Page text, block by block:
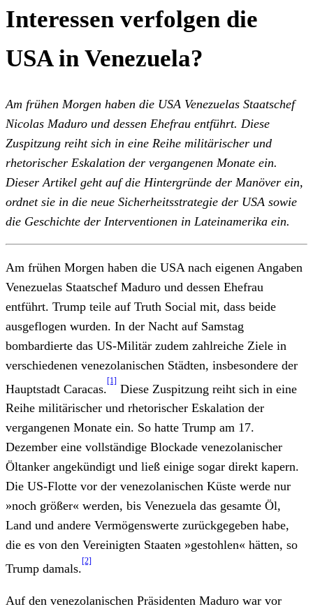
Interessen verfolgen die
USA in Venezuela?
Am frühen Morgen haben die USA Venezuelas Staatschef
Nicolas Maduro und dessen Ehefrau entführt. Diese
Zuspitzung reiht sich in eine Reihe militärischer und
rhetorischer Eskalation der vergangenen Monate ein.
Dieser Artikel geht auf die Hintergründe der Manöver ein,
ordnet sie in die neue Sicherheitsstrategie der USA sowie
die Geschichte der Interventionen in Lateinamerika ein.
Am frühen Morgen haben die USA nach eigenen Angaben
Venezuelas Staatschef Maduro und dessen Ehefrau
entführt. Trump teile auf Truth Social mit, dass beide
ausgeflogen wurden. In der Nacht auf Samstag
bombardierte das US-Militär zudem zahlreiche Ziele in
verschiedenen venezolanischen Städten, insbesondere der
Hauptstadt Caracas.
[1]
Diese Zuspitzung reiht sich in eine
Reihe militärischer und rhetorischer Eskalation der
vergangenen Monate ein. So hatte Trump am 17.
Dezember eine vollständige Blockade venezolanischer
Öltanker angekündigt und ließ einige sogar direkt kapern.
Die US-Flotte vor der venezolanischen Küste werde nur
»noch größer« werden, bis Venezuela das gesamte Öl,
Land und andere Vermögenswerte zurückgegeben habe,
die es von den Vereinigten Staaten »gestohlen« hätten, so
Trump damals.
[2]
Auf den venezolanischen Präsidenten Maduro war vor